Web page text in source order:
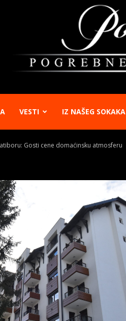
VESTI IZ NAŠEG SOKAKA
Gosti cene domaćinsku atmosferu